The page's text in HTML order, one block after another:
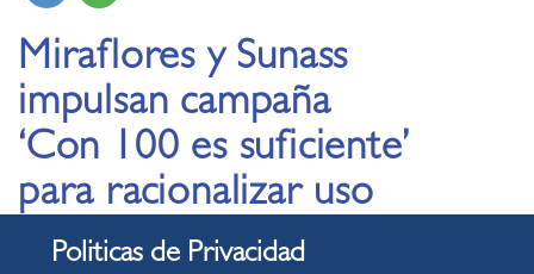
Miraflores y Sunass
impulsan campaña
‘Con 100 es suficiente’
para racionalizar uso
del agua en Lima